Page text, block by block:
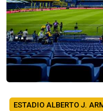
ESTADIO ALBERTO J.